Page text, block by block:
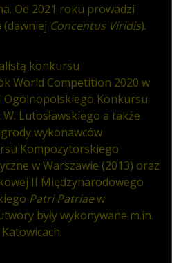
Od 2021 roku prowadzi
(dawniej Concentus Viridis).
konkursu
World Competition 2020 w
Ogólnopolskiego Konkursu
Lutosławskiego a także
wykonawców
Kompozytorskiego
w Warszawie (2013) oraz
II Międzynarodowego
Patri Patriaew
były wykonywane m.in.